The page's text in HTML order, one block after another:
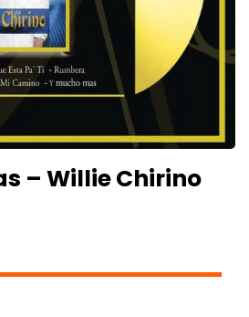
– Willie Chirino